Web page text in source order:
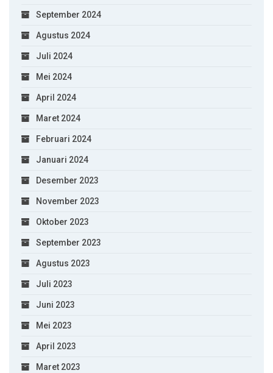
September 2024
Agustus 2024
Juli 2024
Mei 2024
April 2024
Maret 2024
Februari 2024
Januari 2024
Desember 2023
November 2023
Oktober 2023
September 2023
Agustus 2023
Juli 2023
Juni 2023
Mei 2023
April 2023
Maret 2023